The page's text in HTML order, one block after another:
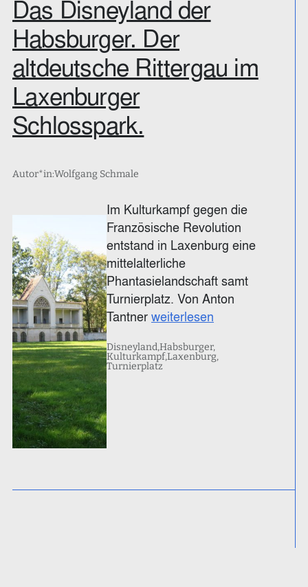
Das Disneyland der
Habsburger. Der
altdeutsche Rittergau im
Laxenburger
Schlosspark.
Autor*in:Wolfgang Schmale
Im Kulturkampf gegen die
Französische Revolution
entstand in Laxenburg eine
mittelalterliche
Phantasielandschaft samt
Turnierplatz. Von Anton
Tantnerweiterlesen
DisneylandHabsburger
KulturkampfLaxenburg
Turnierplatz